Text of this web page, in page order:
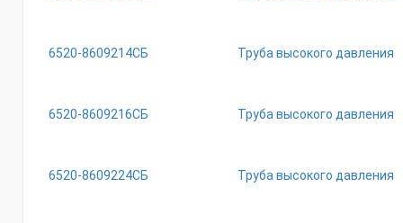
6520-8609214СБ Труба высокого давления
6520-8609216СБ Труба высокого давления
6520-8609224СБ Труба высокого давления